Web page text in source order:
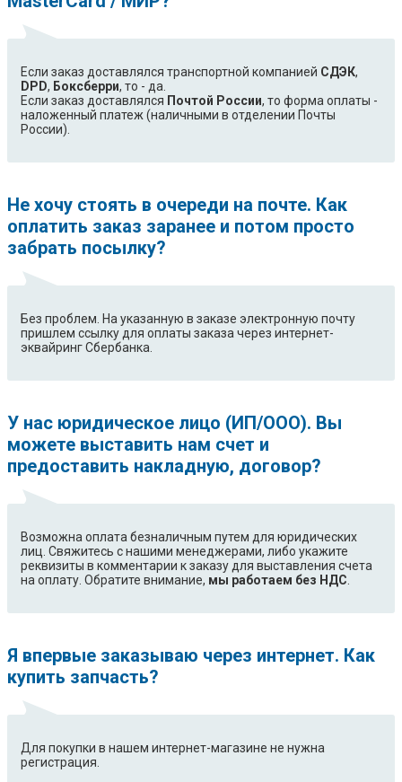
Если заказ доставлялся транспортной компанией СДЭК,
DPD, Боксберри, то - да.
Если заказ доставлялся Почтой России, то форма оплаты -
наложенный платеж (наличными в отделении Почты
России).
Не хочу стоять в очереди на почте. Как
оплатить заказ заранее и потом просто
забрать посылку?
Без проблем. На указанную в заказе электронную почту
пришлем ссылку для оплаты заказа через интернет-
эквайринг Сбербанка.
У нас юридическое лицо (ИП/ООО). Вы
можете выставить нам счет и
предоставить накладную, договор?
Возможна оплата безналичным путем для юридических
лиц. Свяжитесь с нашими менеджерами, либо укажите
реквизиты в комментарии к заказу для выставления счета
на оплату. Обратите внимание, мы работаем без НДС
Я впервые заказываю через интернет. Как
купить запчасть?
Для покупки в нашем интернет-магазине не нужна
регистрация.